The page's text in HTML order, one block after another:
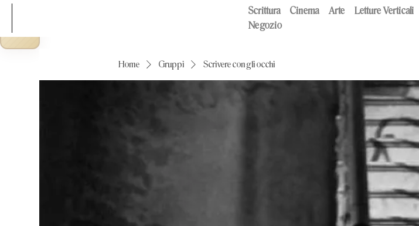
Scrittura Cinema Arte Letture Verticali
Negozio
Home Gruppi Scrivere con gli occhi